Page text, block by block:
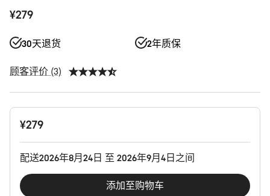
¥279
30天退货 2年质保
顾客评价 (3)
产
¥279
配送2026年8月24日 至 2026年9月4日之间
添加至购物车